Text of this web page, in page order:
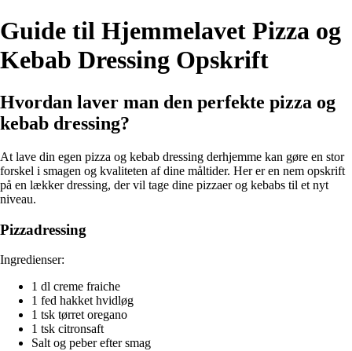
Guide til Hjemmelavet Pizza og
Kebab Dressing Opskrift
Hvordan laver man den perfekte pizza og
kebab dressing?
At lave din egen pizza og kebab dressing derhjemme kan gøre en stor
forskel i smagen og kvaliteten af dine måltider. Her er en nem opskrift
på en lækker dressing, der vil tage dine pizzaer og kebabs til et nyt
niveau.
Pizzadressing
Ingredienser:
1 dl creme fraiche
1 fed hakket hvidløg
1 tsk tørret oregano
1 tsk citronsaft
Salt og peber efter smag